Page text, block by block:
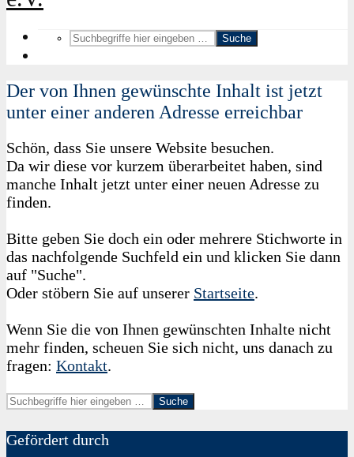
Suche
Der von Ihnen gewünschte Inhalt ist jetzt
unter einer anderen Adresse erreichbar
Schön, dass Sie unsere Website besuchen.
Da wir diese vor kurzem überarbeitet haben, sind
manche Inhalt jetzt unter einer neuen Adresse zu
finden.
Bitte geben Sie doch ein oder mehrere Stichworte in
das nachfolgende Suchfeld ein und klicken Sie dann
auf "Suche".
Oder stöbern Sie auf unserer Startseite.
Wenn Sie die von Ihnen gewünschten Inhalte nicht
mehr finden, scheuen Sie sich nicht, uns danach zu
fragen: Kontakt.
Suche
Gefördert durch